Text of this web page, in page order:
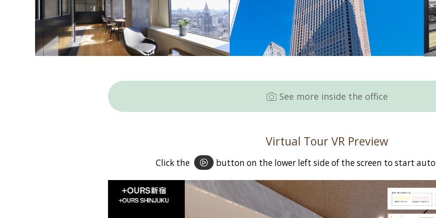
See more inside the office
Virtual Tour VR Preview
Click the button on the lower left side of the screen to start